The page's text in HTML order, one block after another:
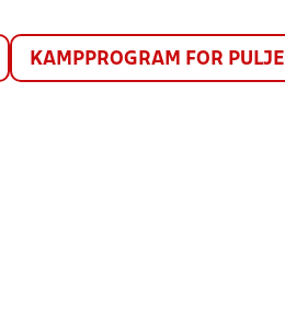
KAMPPROGRAM FOR PULJE